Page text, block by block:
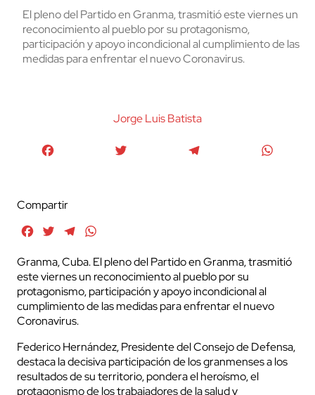
El pleno del Partido en Granma, trasmitió este viernes un
reconocimiento al pueblo por su protagonismo,
participación y apoyo incondicional al cumplimiento de las
medidas para enfrentar el nuevo Coronavirus.
Jorge Luis Batista
Compartir
FacebookTwitterTelegram
Granma, Cuba. El pleno del Partido en Granma, trasmitió
este viernes un reconocimiento al pueblo por su
protagonismo, participación y apoyo incondicional al
cumplimiento de las medidas para enfrentar el nuevo
Coronavirus.
Federico Hernández, Presidente del Consejo de Defensa,
destaca la decisiva participación de los granmenses a los
resultados de su territorio, pondera el heroísmo, el
protagonismo de los trabajadores de la salud y